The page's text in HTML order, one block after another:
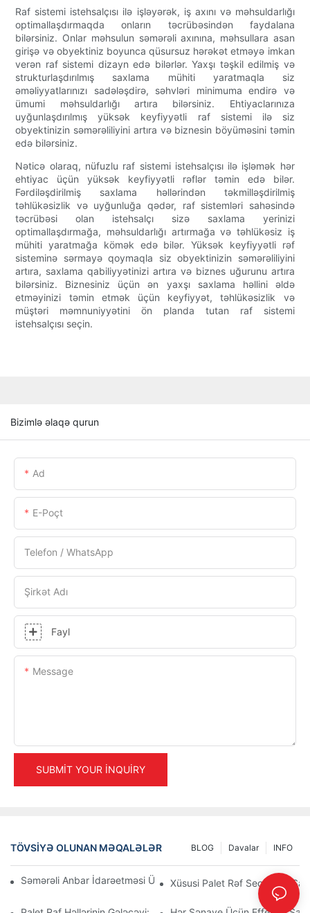
Raf sistemi istehsalçısı ilə işləyərək, iş axını və məhsuldarlığı
optimallaşdırmaqda onların təcrübəsindən faydalana
bilərsiniz. Onlar məhsulun səmərəli axınına, məhsullara asan
girişə və obyektiniz boyunca qüsursuz hərəkət etməyə imkan
verən raf sistemi dizayn edə bilərlər. Yaxşı təşkil edilmiş və
strukturlaşdırılmış saxlama mühiti yaratmaqla siz
əməliyyatlarınızı sadələşdirə, səhvləri minimuma endirə və
ümumi məhsuldarlığı artıra bilərsiniz. Ehtiyaclarınıza
uyğunlaşdırılmış yüksək keyfiyyətli raf sistemi ilə siz
obyektinizin səmərəliliyini artıra və biznesin böyüməsini təmin
edə bilərsiniz.
Nəticə olaraq, nüfuzlu raf sistemi istehsalçısı ilə işləmək hər
ehtiyac üçün yüksək keyfiyyətli rəflər təmin edə bilər.
Fərdiləşdirilmiş saxlama həllərindən təkmilləşdirilmiş
təhlükəsizlik və uyğunluğa qədər, raf sistemləri sahəsində
təcrübəsi olan istehsalçı sizə saxlama yerinizi
optimallaşdırmağa, məhsuldarlığı artırmağa və təhlükəsiz iş
mühiti yaratmağa kömək edə bilər. Yüksək keyfiyyətli rəf
sisteminə sərmayə qoymaqla siz obyektinizin səmərəliliyini
artıra, saxlama qabiliyyətinizi artıra və biznes uğurunu artıra
bilərsiniz. Biznesiniz üçün ən yaxşı saxlama həllini əldə
etməyinizi təmin etmək üçün keyfiyyət, təhlükəsizlik və
müştəri məmnuniyyətini ön planda tutan raf sistemi
istehsalçısı seçin.
Bizimlə əlaqə qurun
Ad
E-Poçt
Telefon / WhatsApp
Şirkət Adı
Fayl
Message
SUBMIT YOUR INQUIRY
TÖVSIYƏ OLUNAN MƏQALƏLƏR INFO
Davalar
BLOG
Səmərəli Anbar İdarəetməsi Üçün Ən Yaxşı Sənaye Raf Həlləri
Xüsusi Palet Rəf Seçimləri: